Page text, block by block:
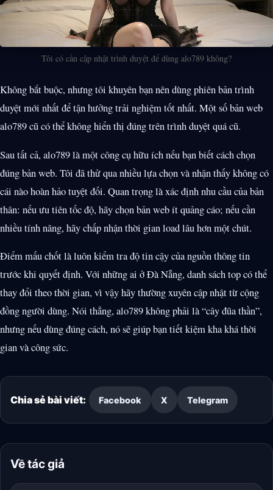
Tôi có cần cập nhật trình duyệt để dùng alo789 không?
Không bắt buộc, nhưng tôi khuyên bạn nên dùng phiên bản trình
duyệt mới nhất để tận hưởng trải nghiệm tốt nhất. Một số bản web
alo789 cũ có thể không hiển thị đúng trên trình duyệt quá cũ.
Sau tất cả, alo789 là một công cụ hữu ích nếu bạn biết cách chọn
đúng bản web. Tôi đã thử qua nhiều lựa chọn và nhận thấy không có
cái nào hoàn hảo tuyệt đối. Quan trọng là xác định nhu cầu của bản
thân: nếu ưu tiên tốc độ, hãy chọn bản web ít quảng cáo; nếu cần
nhiều tính năng, hãy chấp nhận thời gian load lâu hơn một chút.
Điểm mấu chốt là luôn kiểm tra độ tin cậy của nguồn thông tin
trước khi quyết định. Với những ai ở Đà Nẵng, danh sách top có thể
thay đổi theo thời gian, vì vậy hãy thường xuyên cập nhật từ cộng
đồng người dùng. Nói thẳng, alo789 không phải là “cây đũa thần”,
nhưng nếu dùng đúng cách, nó sẽ giúp bạn tiết kiệm kha khá thời
gian và công sức.
Chia sẻ bài viết: Facebook X Telegram
Về tác giả